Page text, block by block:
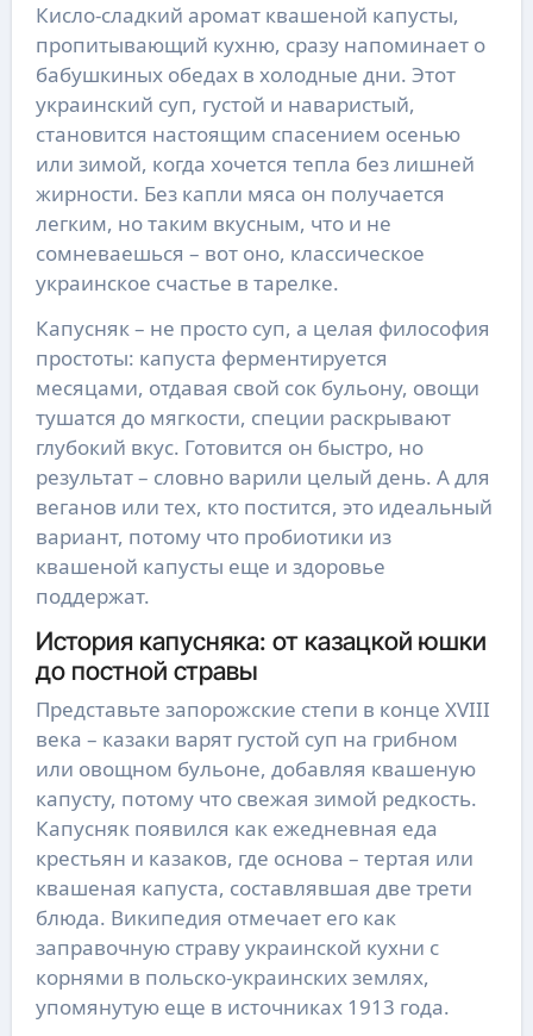
Кисло-сладкий аромат квашеной капусты,
пропитывающий кухню, сразу напоминает о
бабушкиных обедах в холодные дни. Этот
украинский суп, густой и наваристый,
становится настоящим спасением осенью
или зимой, когда хочется тепла без лишней
жирности. Без капли мяса он получается
легким, но таким вкусным, что и не
сомневаешься – вот оно, классическое
украинское счастье в тарелке.
Капусняк – не просто суп, а целая философия
простоты: капуста ферментируется
месяцами, отдавая свой сок бульону, овощи
тушатся до мягкости, специи раскрывают
глубокий вкус. Готовится он быстро, но
результат – словно варили целый день. А для
веганов или тех, кто постится, это идеальный
вариант, потому что пробиотики из
квашеной капусты еще и здоровье
поддержат.
История капусняка: от казацкой юшки
до постной стравы
Представьте запорожские степи в конце XVIII
века – казаки варят густой суп на грибном
или овощном бульоне, добавляя квашеную
капусту, потому что свежая зимой редкость.
Капусняк появился как ежедневная еда
крестьян и казаков, где основа – тертая или
квашеная капуста, составлявшая две трети
блюда. Википедия отмечает его как
заправочную страву украинской кухни с
корнями в польско-украинских землях,
упомянутую еще в источниках 1913 года.